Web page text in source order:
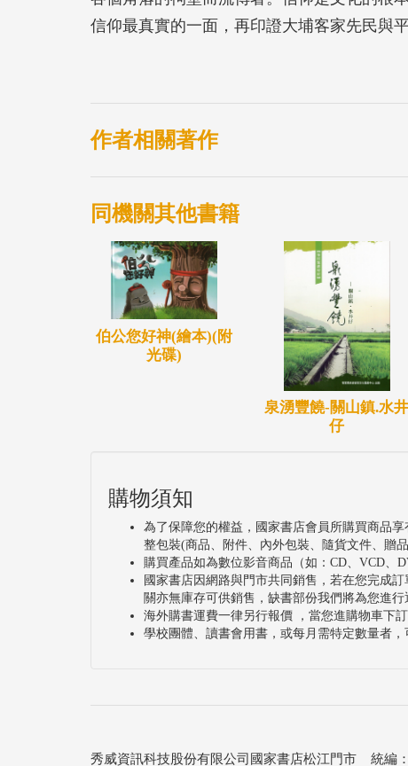
信仰最真實的一面，再印證大埔客家先民與
作者相關著作
同機關其他書籍
伯公您好神(繪本)(附
光碟)
泉湧豐饒-關山鎮.水井
仔
購物須知
為了保障您的權益，國家書店會員所購買商品
整包裝(商品、附件、內外包裝、隨貨文件、贈
購買產品如為數位影音商品（如：CD、VCD、
國家書店因網路與門市共同銷售，若在您完成
關亦無庫存可供銷售，缺書部份我們將為您進行
海外購書運費一律另行報價 ，當您進購物車下
學校團體、讀書會用書，或每月需特定數量者，
秀威資訊科技股份有限公司國家書店松江門市 統編